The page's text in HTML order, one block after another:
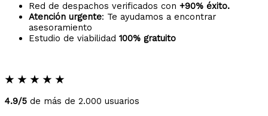
Red de despachos verificados con +90% éxito.
Atención urgente: Te ayudamos a encontrar
asesoramiento
Estudio de viabilidad 100% gratuito
★ ★ ★ ★ ★
4.9/5 de más de 2.000 usuarios